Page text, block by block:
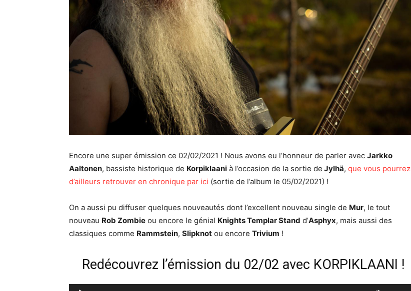
Encore une super émission ce 02/02/2021 ! Nous avons eu l’honneur de parler avec Jarkko
Aaltonen, bassiste historique de Korpiklaani à l’occasion de la sortie de Jylhä, que vous pourrez
d’ailleurs retrouver en chronique par ici (sortie de l’album le 05/02/2021) !
On a aussi pu diffuser quelques nouveautés dont l’excellent nouveau single de Mur, le tout
nouveau Rob Zombie ou encore le génial Knights Templar Stand d’Asphyx, mais aussi des
classiques comme Rammstein, Slipknot ou encore Trivium !
Redécouvrez l’émission du 02/02 avec KORPIKLAANI !